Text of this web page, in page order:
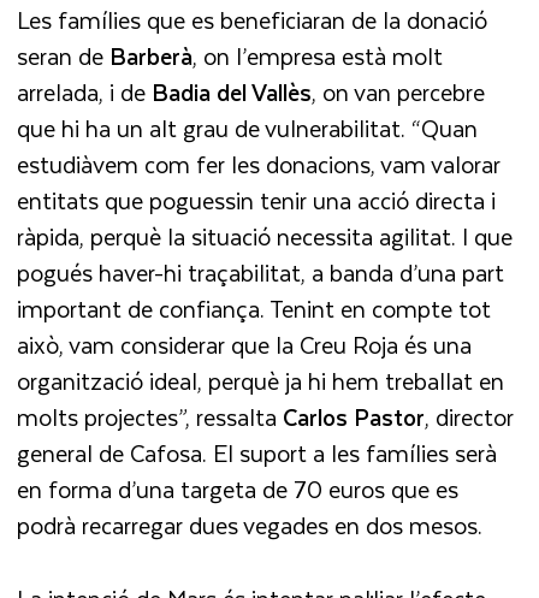
Les famílies que es beneficiaran de la donació
seran de Barberà, on l’empresa està molt
arrelada, i de Badia del Vallès, on van percebre
que hi ha un alt grau de vulnerabilitat. “Quan
estudiàvem com fer les donacions, vam valorar
entitats que poguessin tenir una acció directa i
ràpida, perquè la situació necessita agilitat. I que
pogués haver-hi traçabilitat, a banda d’una part
important de confiança. Tenint en compte tot
això, vam considerar que la Creu Roja és una
organització ideal, perquè ja hi hem treballat en
molts projectes”, ressalta Carlos Pastor, director
general de Cafosa. El suport a les famílies serà
en forma d’una targeta de 70 euros que es
podrà recarregar dues vegades en dos mesos.